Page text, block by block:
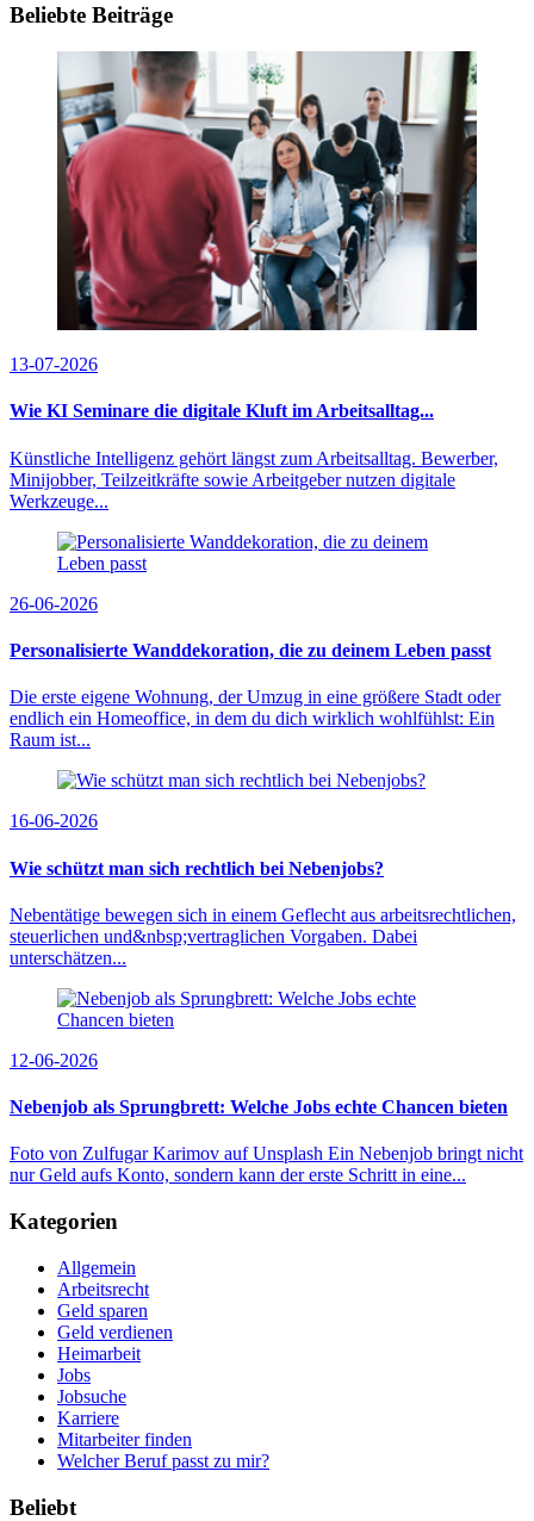
Beliebte Beiträge
13-07-2026
Wie KI Seminare die digitale Kluft im Arbeitsalltag...
Künstliche Intelligenz gehört längst zum Arbeitsalltag. Bewerber,
Minijobber, Teilzeitkräfte sowie Arbeitgeber nutzen digitale
Werkzeuge...
26-06-2026
Personalisierte Wanddekoration, die zu deinem Leben passt
Die erste eigene Wohnung, der Umzug in eine größere Stadt oder
endlich ein Homeoffice, in dem du dich wirklich wohlfühlst: Ein
Raum ist...
16-06-2026
Wie schützt man sich rechtlich bei Nebenjobs?
Nebentätige bewegen sich in einem Geflecht aus arbeitsrechtlichen,
steuerlichen und&nbsp;vertraglichen Vorgaben. Dabei
unterschätzen...
12-06-2026
Nebenjob als Sprungbrett: Welche Jobs echte Chancen bieten
Foto von Zulfugar Karimov auf Unsplash Ein Nebenjob bringt nicht
nur Geld aufs Konto, sondern kann der erste Schritt in eine...
Kategorien
Allgemein
Arbeitsrecht
Geld sparen
Geld verdienen
Heimarbeit
Jobs
Jobsuche
Karriere
Mitarbeiter finden
Welcher Beruf passt zu mir?
Beliebt